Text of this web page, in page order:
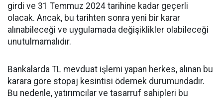
girdi ve 31 Temmuz 2024 tarihine kadar geçerli
olacak. Ancak, bu tarihten sonra yeni bir karar
alınabileceği ve uygulamada değişiklikler olabileceği
unutulmamalıdır.
Bankalarda TL mevduat işlemi yapan herkes, alınan bu
karara göre stopaj kesintisi ödemek durumundadır.
Bu nedenle, yatırımcılar ve tasarruf sahipleri bu